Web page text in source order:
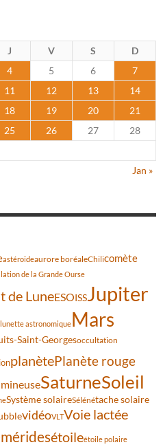
J V S
D
4 5 6
7
11 12 13
14
18 19 20
21
25 26 27
28
Jan »
astéroïdeaurore boréaleChilicomète
de la Grande Ourse
de LuneESOISSJupiter
lunette astronomiqueMars
Saint-Georgesoccultation
planètePlanète rouge
SaturneSoleil
Système solaireSélénétache solaire
vidéoVLTVoie lactée
étoileétoile polaire